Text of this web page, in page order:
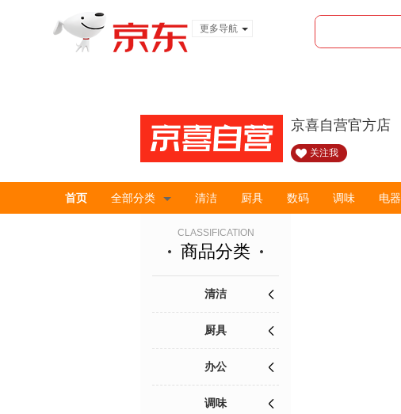
更多导航
京喜自营官方店
关注我
首页 全部分类 清洁 厨具 数码 调味 电器
CLASSIFICATION
商品分类
清洁
厨具
办公
调味